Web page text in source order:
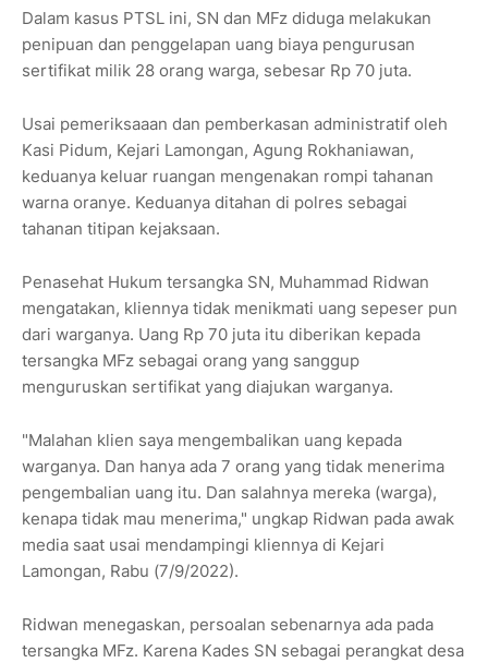
Dalam kasus PTSL ini, SN dan MFz diduga melakukan
penipuan dan penggelapan uang biaya pengurusan
sertifikat milik 28 orang warga, sebesar Rp 70 juta.
Usai pemeriksaaan dan pemberkasan administratif oleh
Kasi Pidum, Kejari Lamongan, Agung Rokhaniawan,
keduanya keluar ruangan mengenakan rompi tahanan
warna oranye. Keduanya ditahan di polres sebagai
tahanan titipan kejaksaan.
Penasehat Hukum tersangka SN, Muhammad Ridwan
mengatakan, kliennya tidak menikmati uang sepeser pun
dari warganya. Uang Rp 70 juta itu diberikan kepada
tersangka MFz sebagai orang yang sanggup
menguruskan sertifikat yang diajukan warganya.
"Malahan klien saya mengembalikan uang kepada
warganya. Dan hanya ada 7 orang yang tidak menerima
pengembalian uang itu. Dan salahnya mereka (warga),
kenapa tidak mau menerima," ungkap Ridwan pada awak
media saat usai mendampingi kliennya di Kejari
Lamongan, Rabu (7/9/2022).
Ridwan menegaskan, persoalan sebenarnya ada pada
tersangka MFz. Karena Kades SN sebagai perangkat desa